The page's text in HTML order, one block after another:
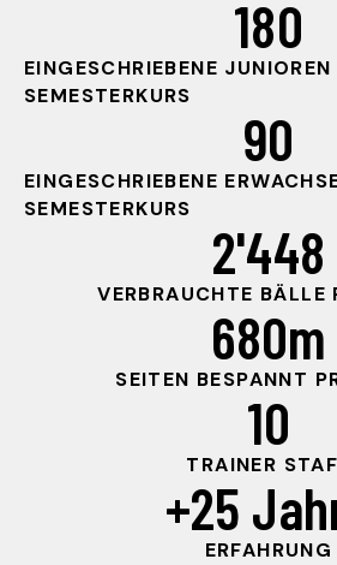
EINGESCHRIEBENE JUNIOREN
SEMESTERKURS
180
EINGESCHRIEBENE
SEMESTERKURS
90
VERBRAUCHTE BÄLLE
2'448
SEITEN BESPANNT
680m
TRAINER
10
ERFAHRUNG
+25